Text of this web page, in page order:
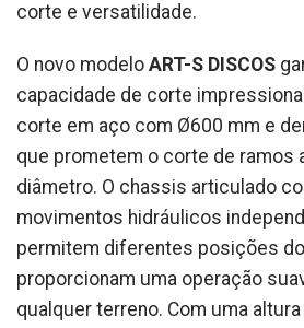
corte e versatilidade.
O novo modelo ART-S DISCOS
capacidade de corte
corte em aço com Ø600 mm e
que prometem o corte de ramos
diâmetro. O chassis articulado
movimentos hidráulicos
permitem diferentes posições
proporcionam uma operação
qualquer terreno. Com uma